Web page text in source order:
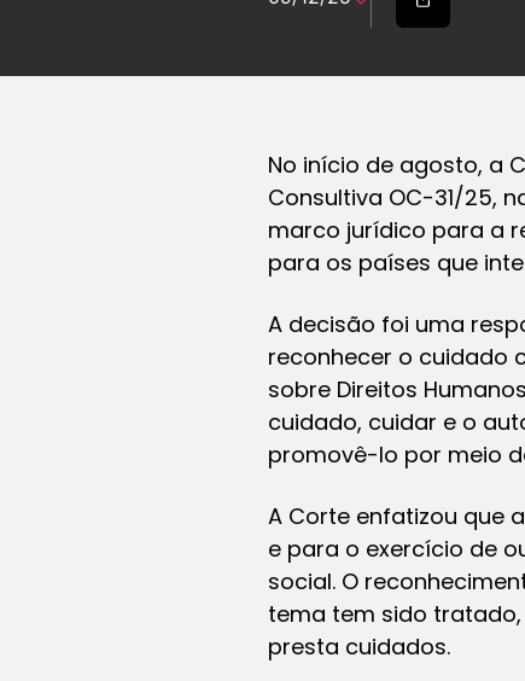
No início de agosto, a
Consultiva OC-31/25,
marco jurídico para a
para os países que
A decisão foi uma
reconhecer o cuidado
sobre Direitos
cuidado, cuidar e o
promovê-lo por meio
A Corte enfatizou que
e para o exercício de
social. O
tema tem sido
presta cuidados.